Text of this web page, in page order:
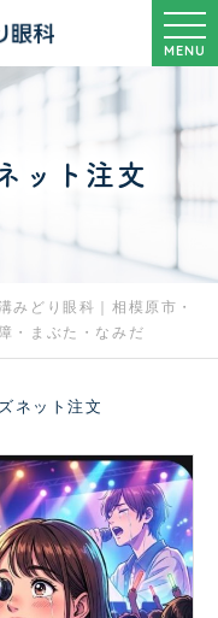
MENU
ット注文
みどり眼科｜相模原市・
・まぶた・なみだ
ネット注文